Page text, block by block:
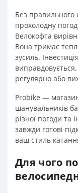
Без правильного
прохолодну
Велокофта
Вона тримає
зусиль.
регулярно або
Probike —
шанувальників
різної погоди та
завжди готові
ваш стиль
Для чого